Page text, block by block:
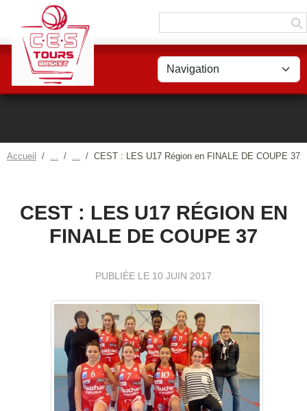
Accueil CEST : LES U17 Région en FINALE DE COUPE 37
CEST : LES U17 RÉGION EN
FINALE DE COUPE 37
PUBLIÉE LE 10 JUIN 2017
Panneau de gestion des cookies